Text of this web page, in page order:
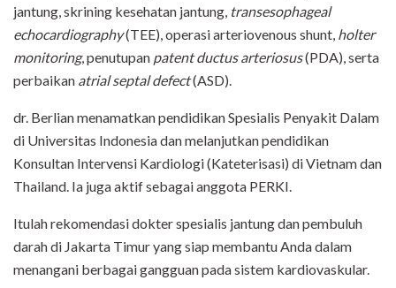
jantung, skrining kesehatan jantung, transesophageal
echocardiography(TEE), operasi arteriovenous shunt, holter
monitoring, penutupan patent ductus arteriosus(PDA), serta
perbaikan atrial septal defect(ASD).
dr. Berlian menamatkan pendidikan Spesialis Penyakit Dalam
di Universitas Indonesia dan melanjutkan pendidikan
Konsultan Intervensi Kardiologi (Kateterisasi) di Vietnam dan
Thailand. Ia juga aktif sebagai anggota PERKI.
Itulah rekomendasi dokter spesialis jantung dan pembuluh
darah di Jakarta Timur yang siap membantu Anda dalam
menangani berbagai gangguan pada sistem kardiovaskular.